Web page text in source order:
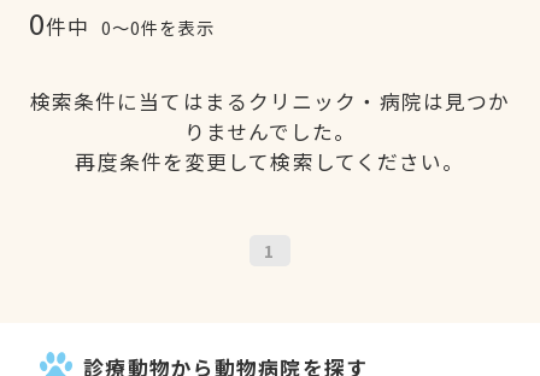
0件中 0〜0件を表示
検索条件に当てはまるクリニック・病院は見つか
りませんでした。
再度条件を変更して検索してください。
1
診療動物から動物病院を探す